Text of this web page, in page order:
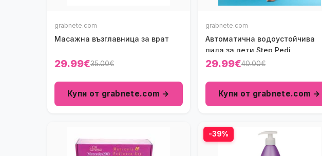
grabnete.com
Масажна възглавница за врат
29.99€35.00€
Купи от grabnete.com →
grabnete.com
Автоматична водоустойчива
пила за пети Step Pedi
29.99€40.00€
Купи от grabnete.com →
-39%